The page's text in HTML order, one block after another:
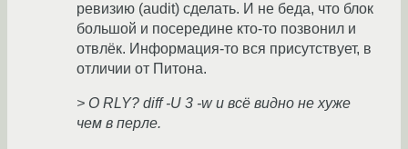
ревизию (audit) сделать. И не беда, что блок
большой и посередине кто-то позвонил и
отвлёк. Информация-то вся присутствует, в
отличии от Питона.
> O RLY? diff -U 3 -w и всё видно не хуже
чем в перле.